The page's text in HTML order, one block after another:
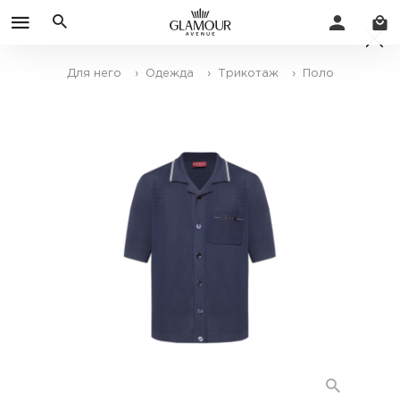
Для него › Одежда › Трикотаж › Поло